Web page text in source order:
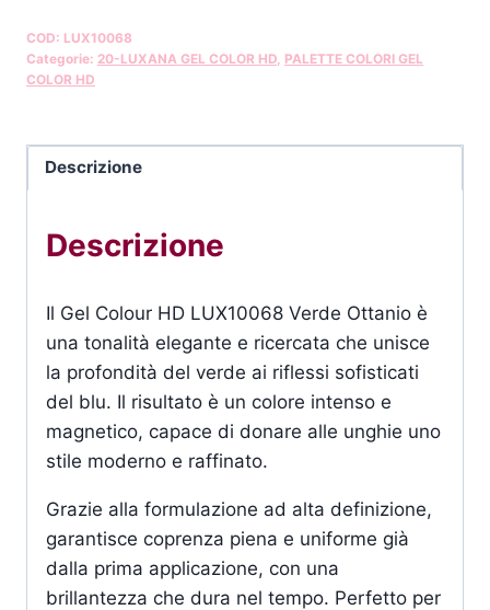
COD: LUX10068
Categorie: 20-LUXANA GEL COLOR HD PALETTE COLORI GEL
COLOR HD
Descrizione
Descrizione
Il Gel Colour HD LUX10068 Verde Ottanio è
una tonalità elegante e ricercata che unisce
la profondità del verde ai riflessi sofisticati
del blu. Il risultato è un colore intenso e
magnetico, capace di donare alle unghie uno
stile moderno e raffinato.
Grazie alla formulazione ad alta definizione,
garantisce coprenza piena e uniforme già
dalla prima applicazione, con una
brillantezza che dura nel tempo. Perfetto per